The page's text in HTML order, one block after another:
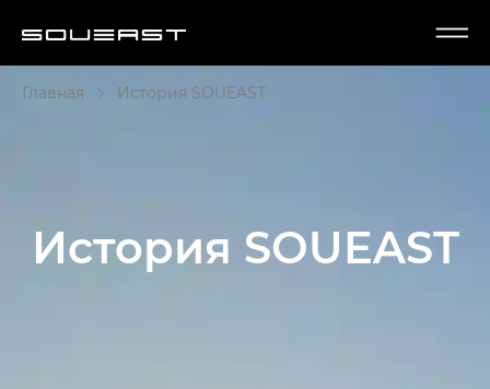
Главная История SOUEAST
История SOUEAST